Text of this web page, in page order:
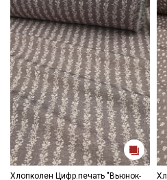
Хлопколен Цифр.печать "Вьюнок-